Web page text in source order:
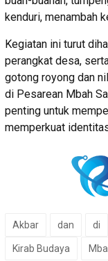
kenduri, menambah
Kegiatan ini turut
perangkat desa,
gotong royong dan
di Pesarean Mbah
penting untuk
memperkuat
Akbar dan di
Kirab Budaya